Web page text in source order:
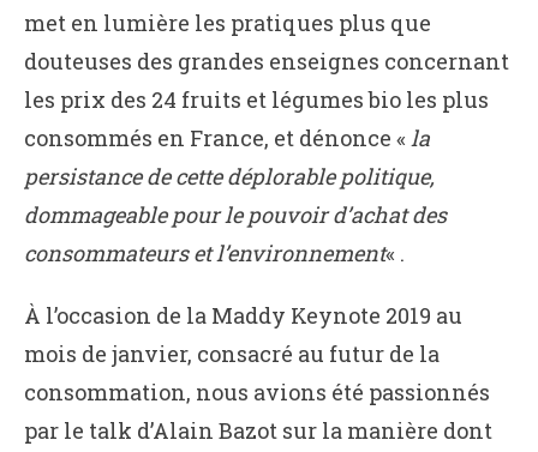
met en lumière les pratiques plus que
douteuses des grandes enseignes concernant
les prix des 24 fruits et légumes bio les plus
consommés en France, et dénonce « la
persistance de cette déplorable politique,
dommageable pour le pouvoir d’achat des
consommateurs et l’environnement« .
À l’occasion de la Maddy Keynote 2019 au
mois de janvier, consacré au futur de la
consommation, nous avions été passionnés
par le talk d’Alain Bazot sur la manière dont